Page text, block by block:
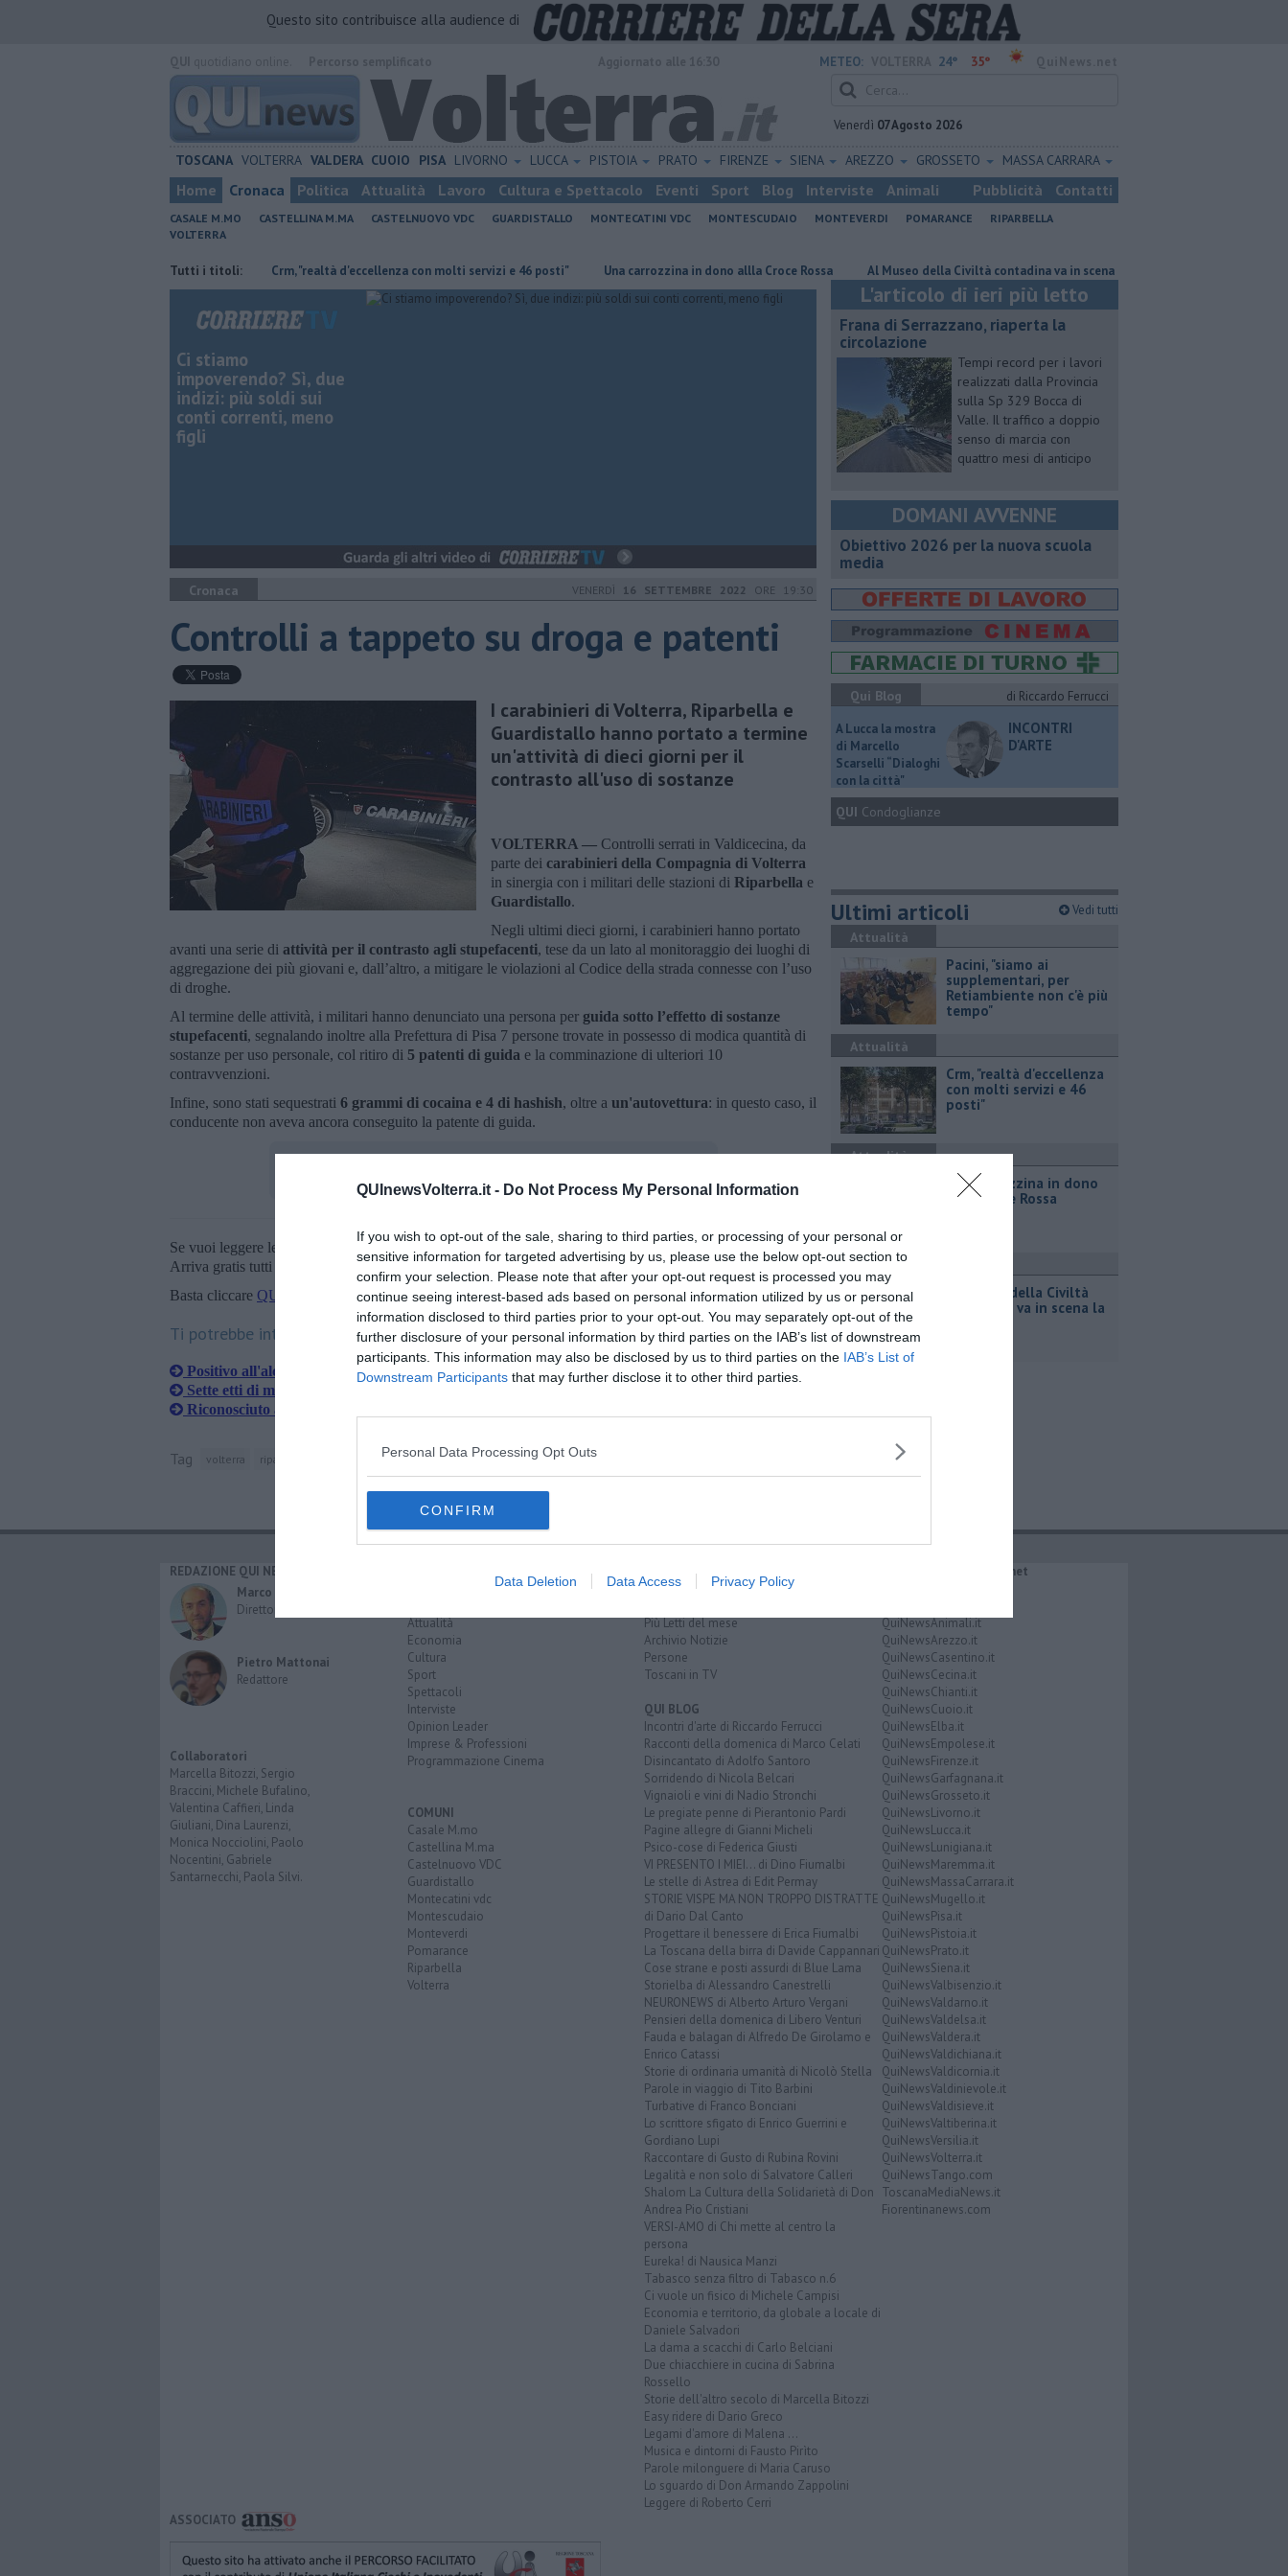
QUInewsVolterra.it - Do Not Process My Personal Information
If you wish to opt-out of the sale, sharing to third parties, or processing of your personal or
sensitive information for targeted advertising by us, please use the below opt-out section to
confirm your selection. Please note that after your opt-out request is processed you may
continue seeing interest-based ads based on personal information utilized by us or personal
information disclosed to third parties prior to your opt-out. You may separately opt-out of the
further disclosure of your personal information by third parties on the IAB’s list of downstream
participants. This information may also be disclosed by us to third parties on the IAB’s List of
Downstream Participants that may further disclose it to other third parties.
Personal Data Processing Opt Outs
CONFIRM
Data Deletion Data Access Privacy Policy
Questo sito contribuisce alla audience di
METEO: 24° 35°
Venerdì 07 Agosto 2026
TOSCANA VOLTERRA VALDERA CUOIO PISA LIVORNO LUCCA PISTOIA PRATO FIRENZE SIENA AREZZO GROSSETO MASSA CARRARA
Home Cronaca Politica Attualità Lavoro Cultura e Spettacolo Eventi Sport Blog Interviste Animali Pubblicità Contatti
CASALE M.MO CASTELLINA M.MA CASTELNUOVO VDC GUARDISTALLO MONTECATINI VDC MONTESCUDAIO MONTEVERDI POMARANCE
RIPARBELLA
VOLTERRA
Tutti i titoli:
Retiambiente non c'è più tempo" Crm, "realtà d'eccellenza con molti servizi e 46 posti" Una carrozzina in dono allla Croce Rossa Al Museo della Civiltà contadina va in scena la storia
Ci stiamo
impoverendo? Sì, due
indizi: più soldi sui
conti correnti, meno
figli
Cronaca VENERDÌ 16 SETTEMBRE 2022 ORE 19:30
Controlli a tappeto su droga e patenti
I carabinieri di Volterra, Riparbella e
Guardistallo hanno portato a termine
un'attività di dieci giorni per il
contrasto all'uso di sostanze
VOLTERRA — Controlli serrati in Valdicecina, da
parte dei carabinieri della Compagnia di Volterra
in sinergia con i militari delle stazioni di Riparbella e
Guardistallo.
Negli ultimi dieci giorni, i carabinieri hanno portato
avanti una serie di attività per il contrasto agli stupefacenti, tese da un lato al monitoraggio dei luoghi di
aggregazione dei più giovani e, dall’altro, a mitigare le violazioni al Codice della strada connesse con l’uso
di droghe.
Al termine delle attività, i militari hanno denunciato una persona per guida sotto l’effetto di sostanze
stupefacenti, segnalando inoltre alla Prefettura di Pisa 7 persone trovate in possesso di modica quantità di
sostanze per uso personale, col ritiro di 5 patenti di guida e la comminazione di ulteriori 10
contravvenzioni.
Infine, sono stati sequestrati 6 grammi di cocaina e 4 di hashish, oltre a un'autovettura: in questo caso, il
conducente non aveva ancora conseguito la patente di guida.
Se vuoi leggere le notizie principali della Toscana iscriviti alla
Newsletter QUInews - ToscanaMedia.
Arriva gratis tutti i giorni alle 20:00 direttamente nella tua casella di posta.
Basta cliccare QUI
Ti potrebbe interessare anche:
Positivo all'alcol test va a zig zag per la strada
Sette etti di marijuana custoditi in tre barattoli
Riconosciuto al bar da due carabinieri, arrestato
Tag volterra riparbella codice della strada pisa modica cocaina
L'articolo di ieri più letto
Frana di Serrazzano, riaperta la
circolazione
Tempi record per i lavori
realizzati dalla Provincia
sulla Sp 329 Bocca di
Valle. Il traffico a doppio
senso di marcia con
quattro mesi di anticipo
DOMANI AVVENNE
Obiettivo 2026 per la nuova scuola
media
Qui Blog
di Riccardo Ferrucci
A Lucca la mostra
di Marcello
Scarselli “Dialoghi
con la città"
INCONTRI
D'ARTE
QUI Condoglianze
Ultimi articoli Vedi tutti
Attualità
Pacini, "siamo ai
supplementari, per
Retiambiente non c'è più
tempo"
Attualità
Crm, "realtà d'eccellenza
con molti servizi e 46
posti"
Attualità
Una carrozzina in dono
allla Croce Rossa
Attualità
Al Museo della Civiltà
contadina va in scena la
REDAZIONE QUI NEWS
Marco Migli
Direttore Responsabile
Pietro Mattonai
Redattore
Collaboratori
Marcella Bitozzi, Sergio
Braccini, Michele Bufalino,
Valentina Caffieri, Linda
Giuliani, Dina Laurenzi,
Monica Nocciolini, Paolo
Nocentini, Gabriele
Santarnecchi, Paola Silvi.
Attualità
Economia
Cultura
Sport
Spettacoli
Interviste
Opinion Leader
Imprese & Professioni
Programmazione Cinema
COMUNI
Casale M.mo
Castellina M.ma
Castelnuovo VDC
Guardistallo
Montecatini vdc
Montescudaio
Monteverdi
Pomarance
Riparbella
Volterra
RUBRICHE
Le notizie di oggi
Più Letti del mese
Archivio Notizie
Persone
Toscani in TV
QUI BLOG
Incontri d'arte di Riccardo Ferrucci
Racconti della domenica di Marco Celati
Disincantato di Adolfo Santoro
Sorridendo di Nicola Belcari
Vignaioli e vini di Nadio Stronchi
Le pregiate penne di Pierantonio Pardi
Pagine allegre di Gianni Micheli
Psico-cose di Federica Giusti
VI PRESENTO I MIEI... di Dino Fiumalbi
Le stelle di Astrea di Edit Permay
STORIE VISPE MA NON TROPPO DISTRATTE
di Dario Dal Canto
Progettare il benessere di Erica Fiumalbi
La Toscana della birra di Davide Cappannari
Cose strane e posti assurdi di Blue Lama
Storielba di Alessandro Canestrelli
NEURONEWS di Alberto Arturo Vergani
Pensieri della domenica di Libero Venturi
Fauda e balagan di Alfredo De Girolamo e
Enrico Catassi
Storie di ordinaria umanità di Nicolò Stella
Parole in viaggio di Tito Barbini
Turbative di Franco Bonciani
Lo scrittore sfigato di Enrico Guerrini e
Gordiano Lupi
Raccontare di Gusto di Rubina Rovini
Legalità e non solo di Salvatore Calleri
Shalom La Cultura della Solidarietà di Don
Andrea Pio Cristiani
VERSI-AMO di Chi mette al centro la
persona
Eureka! di Nausica Manzi
Tabasco senza filtro di Tabasco n.6
Ci vuole un fisico di Michele Campisi
Economia e territorio, da globale a locale di
Daniele Salvadori
La dama a scacchi di Carlo Belciani
Due chiacchiere in cucina di Sabrina
Rossello
Storie dell'altro secolo di Marcella Bitozzi
Easy ridere di Dario Greco
Legami d'amore di Malena ...
Musica e dintorni di Fausto Pirìto
Parole milonguere di Maria Caruso
Lo sguardo di Don Armando Zappolini
Leggere di Roberto Cerri
IL NETWORK QuiNews.net
QuiNewsAnimali.it
QuiNewsArezzo.it
QuiNewsCasentino.it
QuiNewsCecina.it
QuiNewsChianti.it
QuiNewsCuoio.it
QuiNewsElba.it
QuiNewsEmpolese.it
QuiNewsFirenze.it
QuiNewsGarfagnana.it
QuiNewsGrosseto.it
QuiNewsLivorno.it
QuiNewsLucca.it
QuiNewsLunigiana.it
QuiNewsMaremma.it
QuiNewsMassaCarrara.it
QuiNewsMugello.it
QuiNewsPisa.it
QuiNewsPistoia.it
QuiNewsPrato.it
QuiNewsSiena.it
QuiNewsValbisenzio.it
QuiNewsValdarno.it
QuiNewsValdelsa.it
QuiNewsValdera.it
QuiNewsValdichiana.it
QuiNewsValdicornia.it
QuiNewsValdinievole.it
QuiNewsValdisieve.it
QuiNewsValtiberina.it
QuiNewsVersilia.it
QuiNewsVolterra.it
QuiNewsTango.com
ToscanaMediaNews.it
Fiorentinanews.com
ASSOCIATO